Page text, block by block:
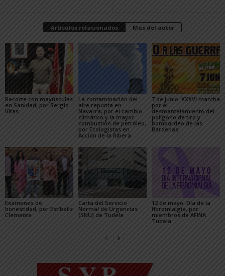
Artículos relacionados Más del autor
Recorte con mayúsculas
en Sanidad, por Sergio
Vitas
La contaminación del
aire repunta en
Navarra, por el cambio
climático y la mayor
combustión de petróleo,
por Ecologistas en
Acción de la Ribera
7 de junio. XXXVI marcha
por el
desmantelamiento del
polígono de tiro y
bombardeo de las
Bardenas
Exámenes de
honestidad, por Estíbaliz
Clemente
Carta del Servicio
Normal de Urgencias
(SNU) de Tudela
12 de mayo: Día de la
fibromialgia, por
miembros de AFINA
Tudela